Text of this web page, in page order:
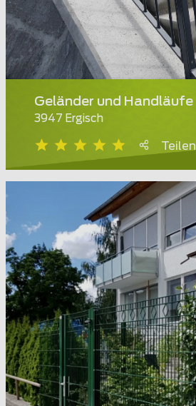
Geländer und Handläufe
3947 Ergisch
Teilen